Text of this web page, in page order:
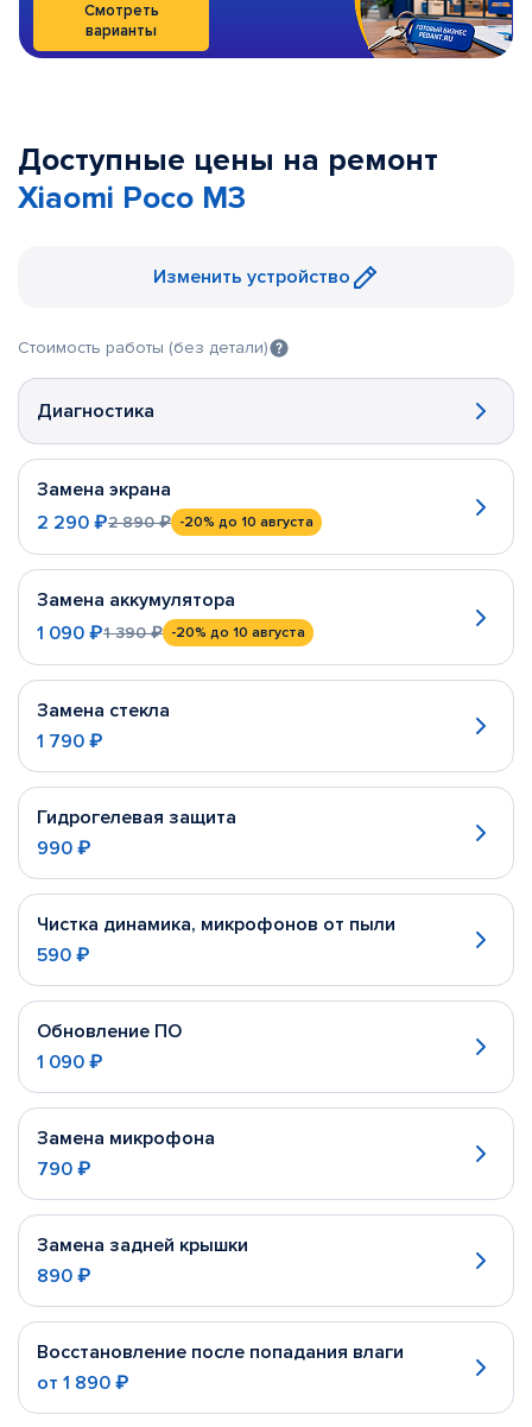
Смотреть
варианты
Доступные цены на ремонт
Xiaomi Poco M3
Изменить устройство
Стоимость работы (без детали)
Диагностика
Замена экрана
2 290 ₽2 890 ₽ -20% до 10 августа
Замена аккумулятора
1 090 ₽1 390 ₽ -20% до 10 августа
Замена стекла
1 790 ₽
Гидрогелевая защита
990 ₽
Чистка динамика, микрофонов от пыли
590 ₽
Обновление ПО
1 090 ₽
Замена микрофона
790 ₽
Замена задней крышки
890 ₽
Восстановление после попадания влаги
от 1 890 ₽